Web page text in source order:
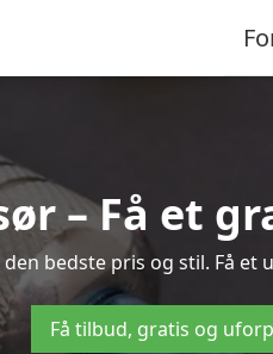
– Få et
bedste pris og stil. Få
Få tilbud, gratis og